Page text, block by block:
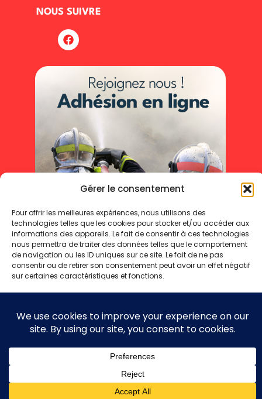
Gérer le consentement
Pour offrir les meilleures expériences, nous utilisons des
technologies telles que les cookies pour stocker et/ou accéder aux
informations des appareils. Le fait de consentir à ces technologies
nous permettra de traiter des données telles que le comportement
de navigation ou les ID uniques sur ce site. Le fait de ne pas
consentir ou de retirer son consentement peut avoir un effet négatif
sur certaines caractéristiques et fonctions.
Refuser
Voir les préférences
Politique de cookiesPolitique de confidentialité
NOUS SUIVRE
Mentions légales
Politique de cookies
Copyright 2025 © - Toute reproduction même partielle interdite